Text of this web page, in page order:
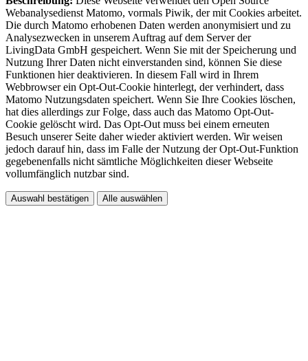
Webanalysedienst Matomo, vormals Piwik, der mit Cookies arbeitet.
Die durch Matomo erhobenen Daten werden anonymisiert und zu
Analysezwecken in unserem Auftrag auf dem Server der
LivingData GmbH gespeichert. Wenn Sie mit der Speicherung und
Nutzung Ihrer Daten nicht einverstanden sind, können Sie diese
Funktionen hier deaktivieren. In diesem Fall wird in Ihrem
Webbrowser ein Opt-Out-Cookie hinterlegt, der verhindert, dass
Matomo Nutzungsdaten speichert. Wenn Sie Ihre Cookies löschen,
hat dies allerdings zur Folge, dass auch das Matomo Opt-Out-
Cookie gelöscht wird. Das Opt-Out muss bei einem erneuten
Besuch unserer Seite daher wieder aktiviert werden. Wir weisen
jedoch darauf hin, dass im Falle der Nutzung der Opt-Out-Funktion
gegebenenfalls nicht sämtliche Möglichkeiten dieser Webseite
vollumfänglich nutzbar sind.
Auswahl bestätigen Alle auswählen